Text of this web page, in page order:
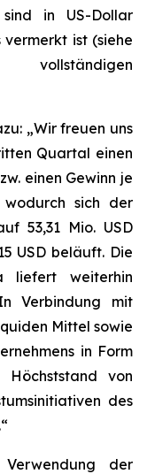
in US-Dollar
ist (siehe
„Wir freuen uns
Quartal einen
einen Gewinn je
sich der
53,31 Mio. USD
USD beläuft. Die
liefert weiterhin
Verbindung mit
Mittel sowie
in Form
von
des
der